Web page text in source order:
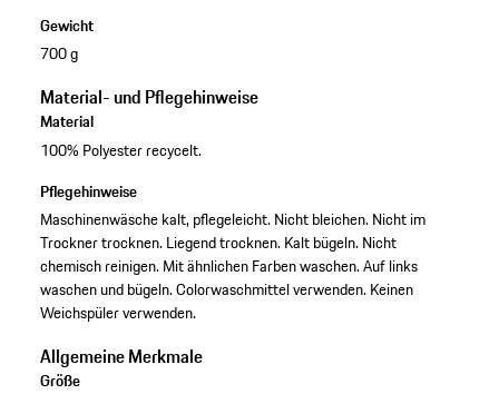
Gewicht
700 g
Material- und Pflegehinweise
Material
100% Polyester recycelt.
Pflegehinweise
Maschinenwäsche kalt, pflegeleicht. Nicht bleichen. Nicht im
Trockner trocknen. Liegend trocknen. Kalt bügeln. Nicht
chemisch reinigen. Mit ähnlichen Farben waschen. Auf links
waschen und bügeln. Colorwaschmittel verwenden. Keinen
Weichspüler verwenden.
Allgemeine Merkmale
Größe